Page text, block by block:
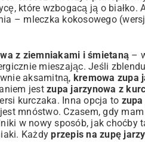
które wzbogacą ją o białko.
– mleczka kokosowego
z ziemniakami i śmietaną –
mieszając. Jeśli
aksamitną, kremowa zupa
jest zupa jarzynowa z
kurczaka. Inna opcja to
mnóstwo. Czasem, gdy
w nowy sposób, jak choćby
Każdyprzepis na zupę